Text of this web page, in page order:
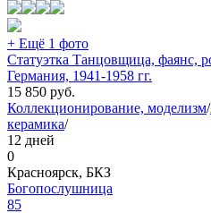
+ Ещё 1 фото
Статуэтка Танцовщица, фаянс,
Германия, 1941-1958 гг.
15 850 руб.
Коллекционирование, моделизм/
керамика/
12 дней
0
Красноярск, БКЗ
Богопослушница
85